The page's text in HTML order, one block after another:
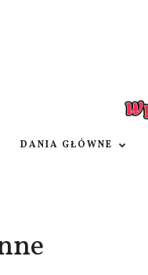
DANIA GŁÓWNE